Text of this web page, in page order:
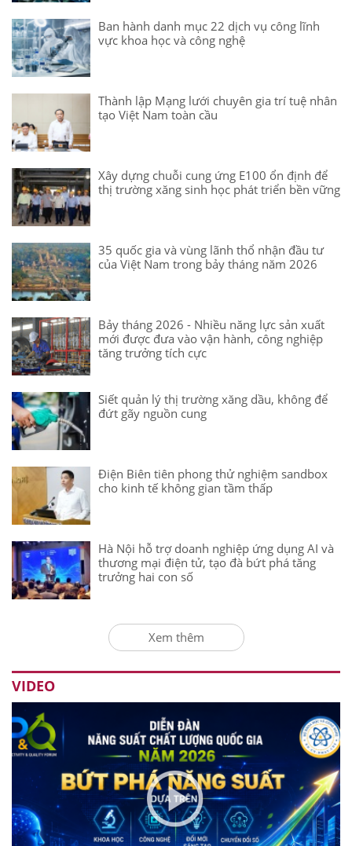
Ban hành danh mục 22 dịch vụ công lĩnh
vực khoa học và công nghệ
Thành lập Mạng lưới chuyên gia trí tuệ nhân
tạo Việt Nam toàn cầu
Xây dựng chuỗi cung ứng E100 ổn định để
thị trường xăng sinh học phát triển bền vững
35 quốc gia và vùng lãnh thổ nhận đầu tư
của Việt Nam trong bảy tháng năm 2026
Bảy tháng 2026 - Nhiều năng lực sản xuất
mới được đưa vào vận hành, công nghiệp
tăng trưởng tích cực
Siết quản lý thị trường xăng dầu, không để
đứt gãy nguồn cung
Điện Biên tiên phong thử nghiệm sandbox
cho kinh tế không gian tầm thấp
Hà Nội hỗ trợ doanh nghiệp ứng dụng AI và
thương mại điện tử, tạo đà bứt phá tăng
trưởng hai con số
Xem thêm
VIDEO